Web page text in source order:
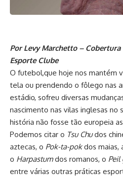
Por Levy Marchetto –
Esporte Clube
O futebol,que hoje nos mantém
tela ou prendendo o fôlego nas
estádio, sofreu diversas
nascimento nas vilas inglesas no
história não fosse tão europeia
Podemos citar o Tsu Chudos
aztecas, o Pok-ta-pokdos maias,
o Harpastumdos romanos, o Peil
entre várias outras práticas